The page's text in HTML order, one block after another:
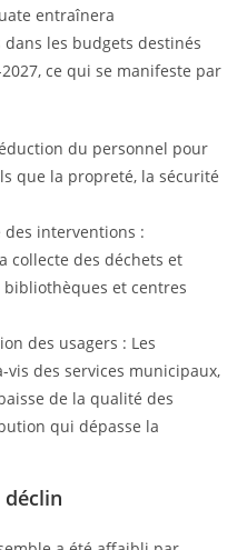
entraînera
les budgets destinés
ce qui se manifeste par
du personnel pour
que la propreté, la sécurité
interventions :
collecte des déchets et
et centres
des usagers : Les
vis des services municipaux,
de la qualité des
qui dépasse la
déclin